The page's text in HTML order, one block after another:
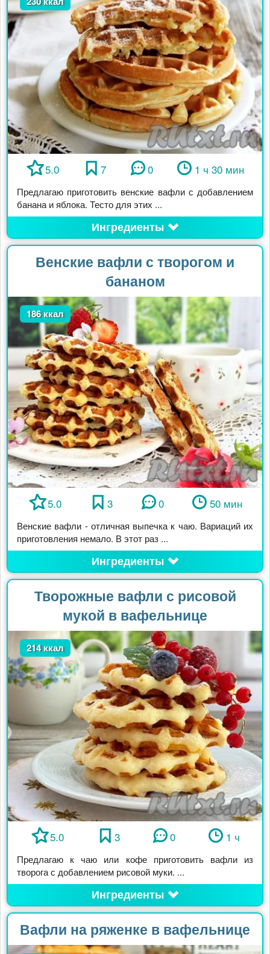
5.0 7 0 1 ч 30 мин
Предлагаю приготовить венские вафли с добавлением
банана и яблока. Тесто для этих ...
Ингредиенты
Венские вафли с творогом и
бананом
186 ккал
5.0 3 0 50 мин
Венские вафли - отличная выпечка к чаю. Вариаций их
приготовления немало. В этот раз ...
Ингредиенты
Творожные вафли с рисовой
мукой в вафельнице
214 ккал
5.0 3 0 1 ч
Предлагаю к чаю или кофе приготовить вафли из
творога с добавлением рисовой муки. ...
Ингредиенты
Вафли на ряженке в вафельнице